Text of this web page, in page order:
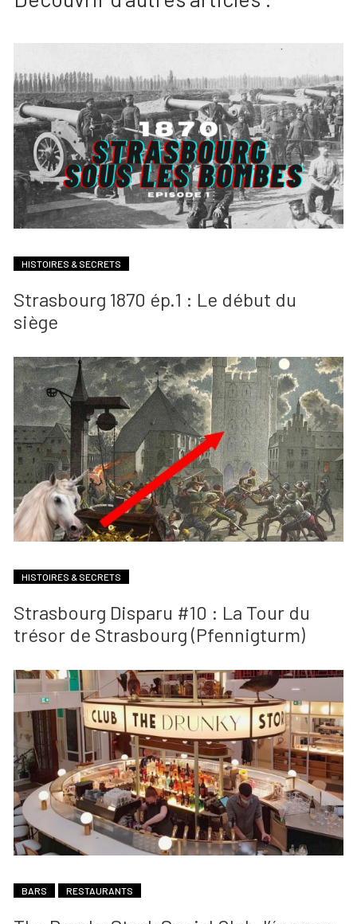
HISTOIRES & SECRETS
Strasbourg 1870 ép.1 : Le début du
siège
HISTOIRES & SECRETS
Strasbourg Disparu #10 : La Tour du
trésor de Strasbourg (Pfennigturm)
BARS RESTAURANTS